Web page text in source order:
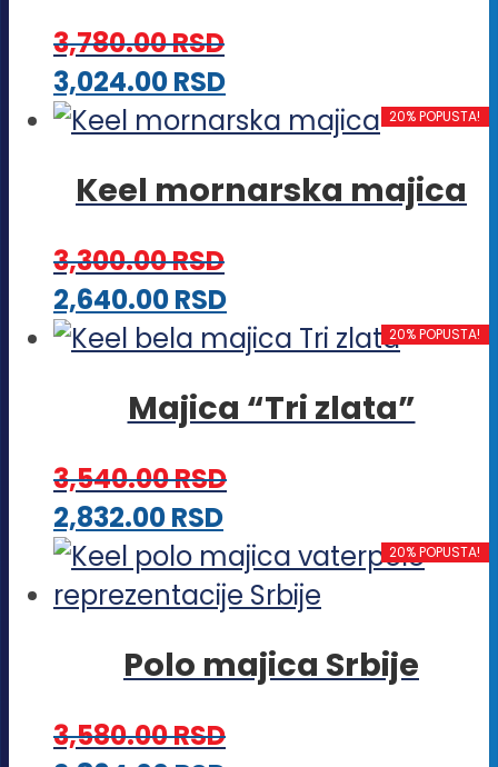
na
stranici
proizvoda.
3,780.00RSD
3,024.00RSDOvaj
proizvod
više
mogu
biti
izabrane
na
stranici
20% POPUSTA!
Keel mornarska majica
3,300.00RSD
2,640.00RSDOvaj
proizvod
više
Opcije
biti
izabrane
na
stranici
20% POPUSTA!
Majica “Tri zlata”
3,540.00RSD
2,832.00RSDOvaj
proizvod
ima
varijanti.
mogu
20% POPUSTA!
Polo majica Srbije
3,580.00RSD